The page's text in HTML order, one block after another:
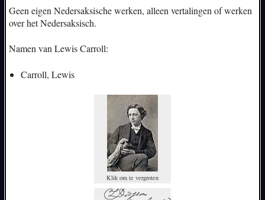
Geen eigen Nedersaksische werken, alleen vertalingen of werken
over het Nedersaksisch.
Namen van Lewis Carroll:
Carroll, Lewis
Klik om te vergroten